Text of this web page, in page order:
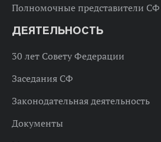
Полномочные представители СФ
ДЕЯТЕЛЬНОСТЬ
30 лет Совету Федерации
Заседания СФ
Законодательная деятельность
Документы